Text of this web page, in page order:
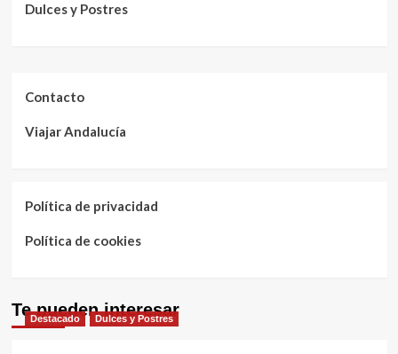
Dulces y Postres
Contacto
Viajar Andalucía
Política de privacidad
Política de cookies
Te pueden interesar
Destacado Dulces y Postres